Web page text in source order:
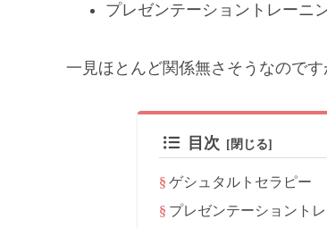
プレゼンテーショントレーニ
一見ほとんど関係無さそうなので
目次
ゲシュタルトセラピー
プレゼンテーショント